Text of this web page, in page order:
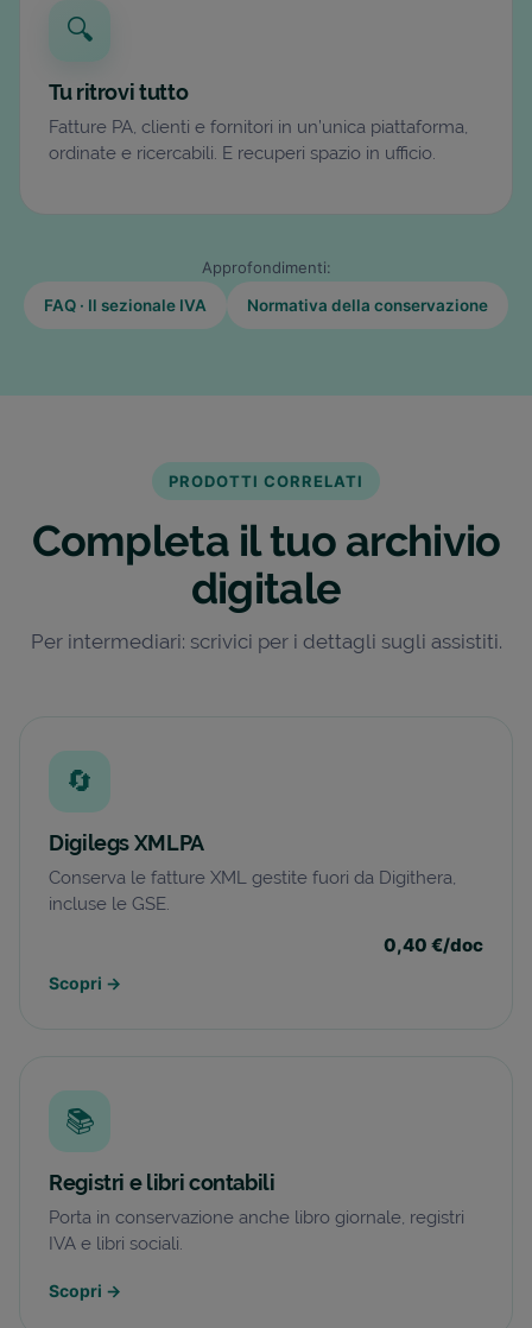
🔍
Tu ritrovi tutto
Fatture PA, clienti e fornitori in un’unica piattaforma,
ordinate e ricercabili. E recuperi spazio in ufficio.
Approfondimenti:
FAQ · Il sezionale IVA
Normativa della conservazione
PRODOTTI CORRELATI
Completa il tuo archivio
digitale
Per intermediari: scrivici per i dettagli sugli assistiti.
🔄
Digilegs XMLPA
Conserva le fatture XML gestite fuori da Digithera,
incluse le GSE.
0,40 €/doc
Scopri →
📚
Registri e libri contabili
Porta in conservazione anche libro giornale, registri
IVA e libri sociali.
Scopri →